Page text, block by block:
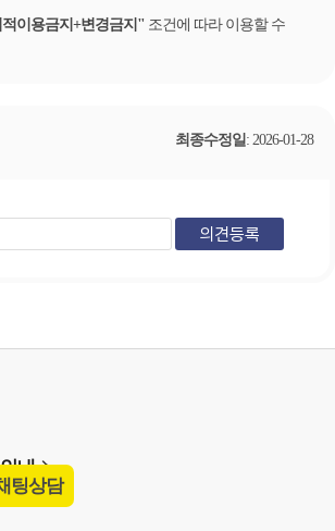
이용금지+변경금지
조건에 따라 이용할 수
최종수정일: 2026-01-28
내
팅상담